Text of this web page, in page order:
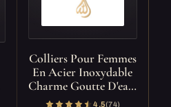
Colliers Pour Femmes
En Acier Inoxydable
Charme Goutte D'ea…
4,5(74)